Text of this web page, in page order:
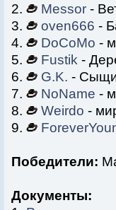
2.
Messor-
3.
oven666 -
4.
DoCoMo -
5.
Fustik -
6.
G.K. -
7.
NoName -
8.
Weirdo -
9.
Победители:
Документы: